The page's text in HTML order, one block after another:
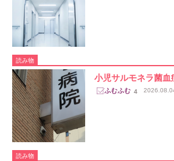
読み物
小児サルモネラ菌血
4
読み物